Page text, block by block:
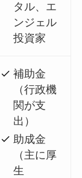
タル、エ
ンジェル
投資家
補助金
（行政機
関が支
出）
助成金
（主に厚
生